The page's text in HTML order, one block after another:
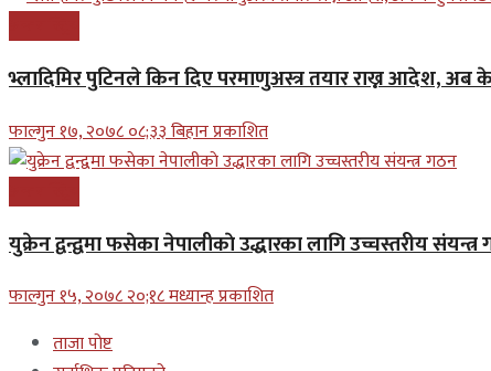
भ्लादिमिर पुटिनले किन दिए परमाणुअस्त्र तयार राख्न आदेश,
फाल्गुन १७, २०७८ ०८;३३ बिहान प्रकाशित
युक्रेन द्वन्द्वमा फसेका नेपालीकाे उद्धारका लागि उच्चस्तरीय
फाल्गुन १५, २०७८ २०;१८ मध्यान्ह प्रकाशित
ताजा पोष्ट